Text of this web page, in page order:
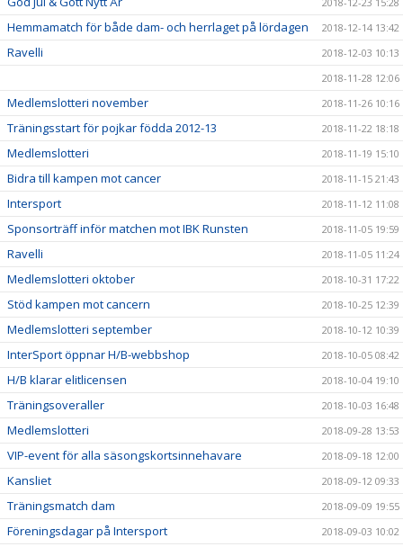
Hemmamatch för både dam- och herrlaget på lördagen 2018-12-14 13:42
Ravelli
2018-12-03 10:13
2018-11-28 12:06
Medlemslotteri november 2018-11-26 10:16
Träningsstart för pojkar födda 2012-13 2018-11-22 18:18
Medlemslotteri 2018-11-19 15:10
Bidra till kampen mot cancer 2018-11-15 21:43
Intersport 2018-11-12 11:08
Sponsorträff inför matchen mot IBK Runsten 2018-11-05 19:59
Ravelli 2018-11-05 11:24
Medlemslotteri oktober 2018-10-31 17:22
Stöd kampen mot cancern 2018-10-25 12:39
Medlemslotteri september 2018-10-12 10:39
InterSport öppnar H/B-webbshop 2018-10-05 08:42
H/B klarar elitlicensen 2018-10-04 19:10
Träningsoveraller 2018-10-03 16:48
Medlemslotteri 2018-09-28 13:53
VIP-event för alla säsongskortsinnehavare 2018-09-18 12:00
Kansliet 2018-09-12 09:33
Träningsmatch dam 2018-09-09 19:55
Föreningsdagar på Intersport 2018-09-03 10:02